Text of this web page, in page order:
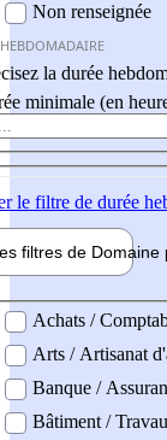
Non renseignée
la durée
minimale (en
le filtre de durée
filtres de Domaine
professionel
Achats /
Arts / Artisanat
Banque /
Bâtiment /